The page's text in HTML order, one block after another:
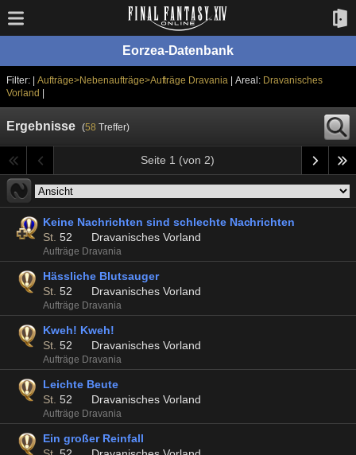
Eorzea-Datenbank
Filter: | Aufträge>Nebenaufträge>Aufträge Dravania | Areal: Dravanisches
Vorland
Ergebnisse (58 Treffer)
Seite 1 (von 2)
Keine Nachrichten sind schlechte Nachrichten
St. 52 Dravanisches Vorland
Aufträge Dravania
Hässliche Blutsauger
St. 52 Dravanisches Vorland
Aufträge Dravania
Kweh! Kweh!
St. 52 Dravanisches Vorland
Aufträge Dravania
Leichte Beute
St. 52 Dravanisches Vorland
Aufträge Dravania
Ein großer Reinfall